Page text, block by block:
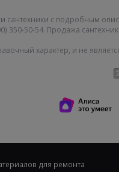
с подробным
350-50-54. Продажа
характер, и не
для ремонта